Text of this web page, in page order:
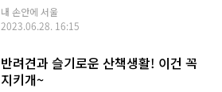
내 손안에 서울
2023.06.28. 16:15
반려견과 슬기로운 산책생활! 이건 꼭
지키개~